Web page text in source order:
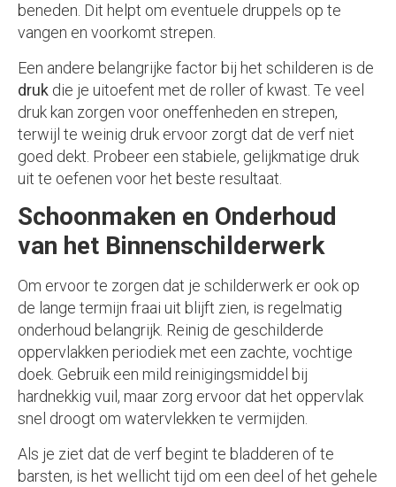
beneden. Dit helpt om eventuele druppels op te
vangen en voorkomt strepen.
Een andere belangrijke factor bij het schilderen is de
druk die je uitoefent met de roller of kwast. Te veel
druk kan zorgen voor oneffenheden en strepen,
terwijl te weinig druk ervoor zorgt dat de verf niet
goed dekt. Probeer een stabiele, gelijkmatige druk
uit te oefenen voor het beste resultaat.
Schoonmaken en Onderhoud
van het Binnenschilderwerk
Om ervoor te zorgen dat je schilderwerk er ook op
de lange termijn fraai uit blijft zien, is regelmatig
onderhoud belangrijk. Reinig de geschilderde
oppervlakken periodiek met een zachte, vochtige
doek. Gebruik een mild reinigingsmiddel bij
hardnekkig vuil, maar zorg ervoor dat het oppervlak
snel droogt om watervlekken te vermijden.
Als je ziet dat de verf begint te bladderen of te
barsten, is het wellicht tijd om een deel of het gehele